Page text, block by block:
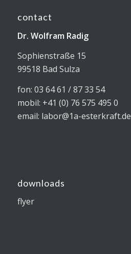
contact
Dr. Wolfram Radig
Sophienstraße 15
99518 Bad Sulza
fon: 03 64 61 / 87 33 54
mobil: +41 (0) 76 575 495 0
email: labor@1a-esterkraft.de
downloads
flyer